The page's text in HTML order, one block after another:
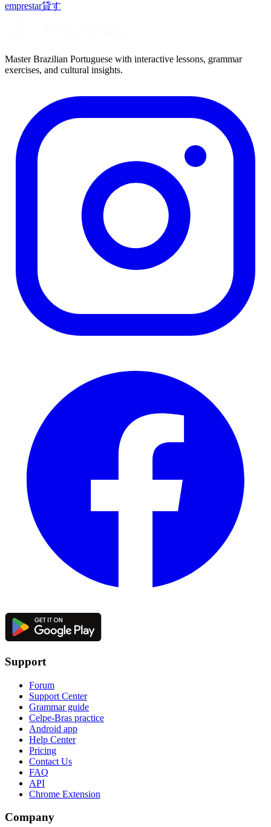
emprestar貸す
Master Brazilian Portuguese with interactive lessons, grammar
exercises, and cultural insights.
Support
Forum
Support Center
Grammar guide
Celpe-Bras practice
Android app
Help Center
Pricing
Contact Us
FAQ
API
Chrome Extension
Company